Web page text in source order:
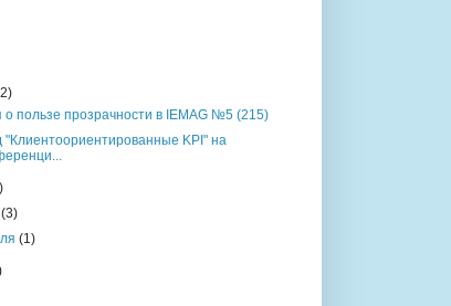
о пользе прозрачности в IEMAG №5 (215)
"Клиентоориентированные KPI" на
(3)
(1)